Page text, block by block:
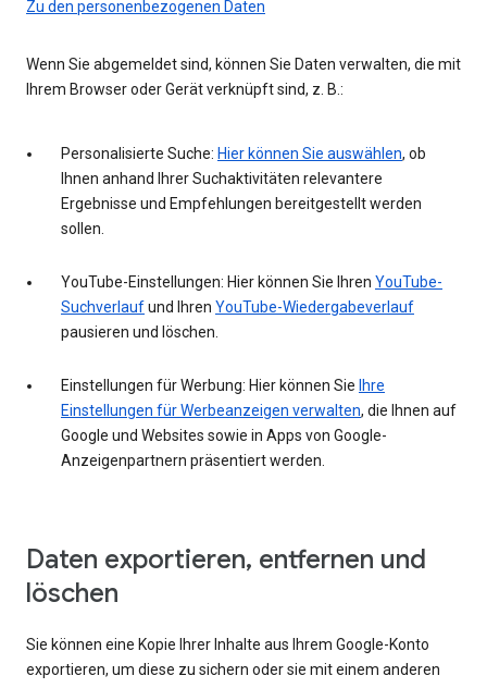
Zu den personenbezogenen Daten
Wenn Sie abgemeldet sind, können Sie Daten verwalten, die mit
Ihrem Browser oder Gerät verknüpft sind, z. B.:
Personalisierte Suche: Hier können Sie auswählen, ob
Ihnen anhand Ihrer Suchaktivitäten relevantere
Ergebnisse und Empfehlungen bereitgestellt werden
sollen.
YouTube-Einstellungen: Hier können Sie Ihren YouTube-
Suchverlaufund Ihren YouTube-Wiedergabeverlauf
pausieren und löschen.
Einstellungen für Werbung: Hier können Sie Ihre
Einstellungen für Werbeanzeigen verwalten, die Ihnen auf
Google und Websites sowie in Apps von Google-
Anzeigenpartnern präsentiert werden.
Daten exportieren, entfernen und
löschen
Sie können eine Kopie Ihrer Inhalte aus Ihrem Google-Konto
exportieren, um diese zu sichern oder sie mit einem anderen